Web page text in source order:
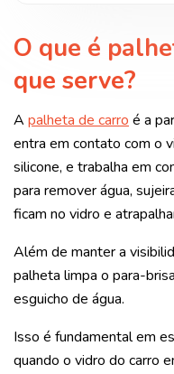
O que é
que serve?
A palheta de carroé a
entra em contato com o
silicone, e trabalha em
para remover água,
ficam no vidro e
Além de manter a
palheta limpa o para-
esguicho de água.
Isso é fundamental em
quando o vidro do carro